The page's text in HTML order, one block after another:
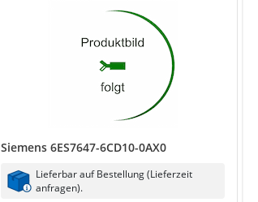
Siemens 6ES7647-6CD10-0AX0
Lieferbar auf Bestellung (Lieferzeit
anfragen).